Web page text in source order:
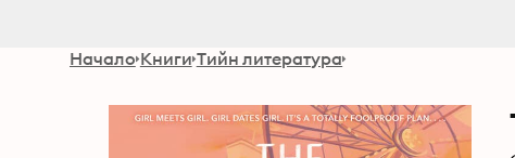
Начало Книги Тийн литература